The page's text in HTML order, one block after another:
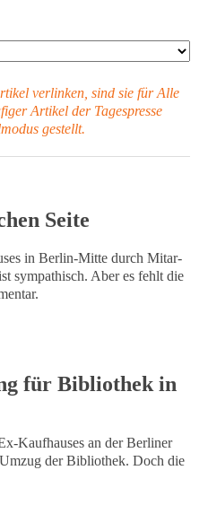
verlinken, sind sie für Alle
Artikel der Tagespresse
gestellt.
Seite
in Berlin-Mitte durch Mit­ar­
sympathisch. Aber es fehlt die
für Bibliothek in
Kaufhauses an der Berliner
der Bibliothek. Doch die